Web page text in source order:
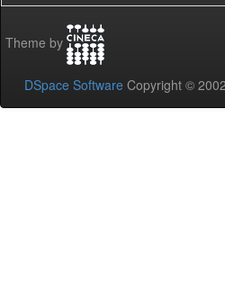
Theme by
DSpace Software Copyright ©